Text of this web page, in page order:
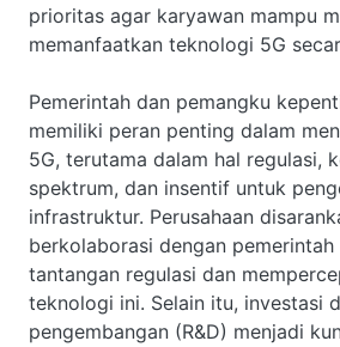
prioritas agar karyawan mampu
memanfaatkan teknologi 5G
Pemerintah dan pemangku
memiliki peran penting dalam
5G, terutama dalam hal regulasi,
spektrum, dan insentif untuk
infrastruktur. Perusahaan
berkolaborasi dengan
tantangan regulasi dan
teknologi ini. Selain itu, investasi
pengembangan (R&D) menjadi